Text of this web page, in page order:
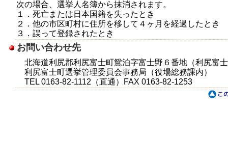
次の場合、選挙人名簿から抹消されます。
１．死亡または日本国籍を失ったとき
２．他の市区町村に住所を移して４ヶ月を経過したとき
３．誤って登録されたとき
お問い合わせ先
北海道利尻郡利尻富士町鴛泊字富士野６番地（利尻富
利尻富士町選挙管理委員会事務局（役場総務課内）
TEL 0163-82-1112（直通）FAX 0163-82-1253